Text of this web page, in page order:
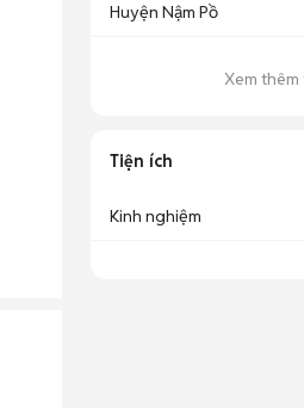
Huyện Nậm Pồ
Xem thêm
Tiện ích
Kinh nghiệm